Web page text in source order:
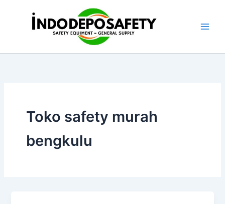
Toko safety murah
bengkulu